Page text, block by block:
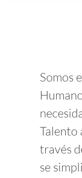
Somos
Talento
través
se